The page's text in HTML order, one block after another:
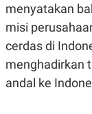
menyatakan
misi
cerdas di
menghadirkan
andal ke